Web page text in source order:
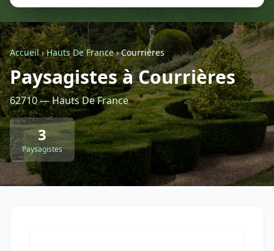
Géolocalisez-moi automatiquement !
Retour à la liste des métiers
CGU-Confidentialité - Service proposé parViteUnDevis.com-Vous
Accueil›Hauts De France›Courrières
Paysagistes à Courrières
62710 — Hauts De France
3
Paysagistes